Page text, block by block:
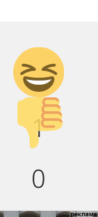
Дикий
смех!
1
Палец
вниз!
0